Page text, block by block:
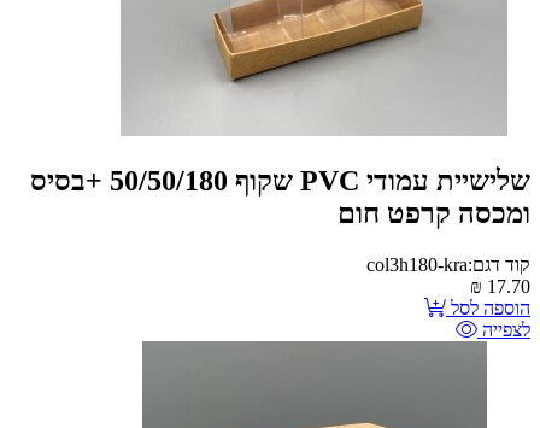
שלישיית עמודי PVC שקוף 50/50/180 +בסיס
ומכסה קרפט חום
קוד דגם:col3h180-kra
17.70
₪
הוספה לסל
לצפייה